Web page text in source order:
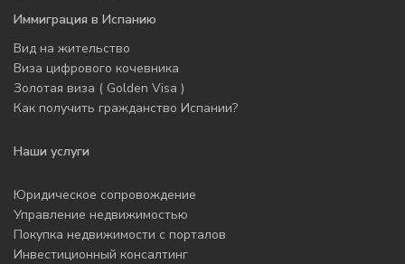
Иммиграция в Испанию
Вид на жительство
Виза цифрового кочевника
Золотая виза ( Golden Visa )
Как получить гражданство Испании?
Наши услуги
Юридическое сопровождение
Управление недвижимостью
Покупка недвижимости с порталов
Инвестиционный консалтинг